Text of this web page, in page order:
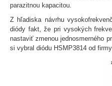
parazitnou kapacitou.
Z hľadiska návrhu
diódy fakt, že pri vysokých
nastaviť zmenou jednosmerného
si vybral diódu HSMP3814 od